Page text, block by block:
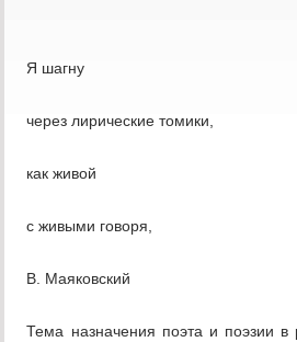
Я шагну
через лирические томики,
как живой
с живыми говоря,
В. Маяковский
Тема назначения поэта и поэзии в